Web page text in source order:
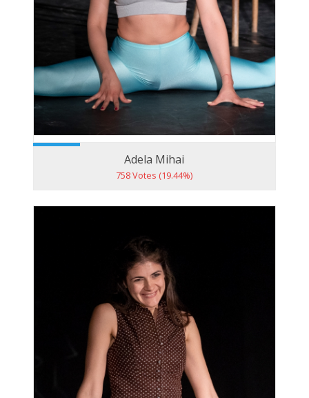
Adela Mihai
758 Votes (19.44%)